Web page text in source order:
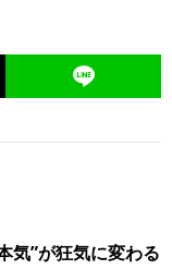
気”が狂気に変わる